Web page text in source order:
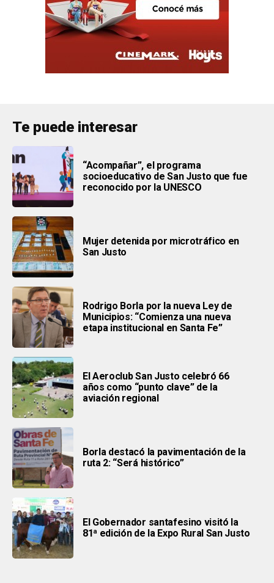
Te puede interesar
“Acompañar”, el programa
socioeducativo de San Justo que fue
reconocido por la UNESCO
Mujer detenida por microtráfico en
San Justo
Rodrigo Borla por la nueva Ley de
Municipios: “Comienza una nueva
etapa institucional en Santa Fe”
El Aeroclub San Justo celebró 66
años como “punto clave” de la
aviación regional
Borla destacó la pavimentación de la
ruta 2: “Será histórico”
El Gobernador santafesino visitó la
81ª edición de la Expo Rural San Justo